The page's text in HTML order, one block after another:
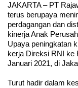
JAKARTA – PT
terus berupaya
perdagangan dan
kinerja Anak
Upaya peningkatan
kerja Direksi RNI ke
Januari 2021, di
Turut hadir dalam